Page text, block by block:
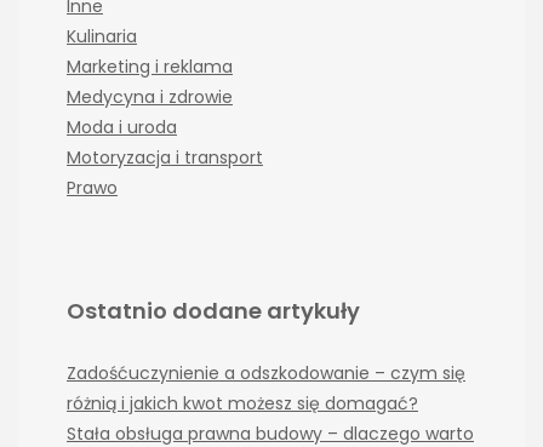
Inne
Kulinaria
Marketing i reklama
Medycyna i zdrowie
Moda i uroda
Motoryzacja i transport
Prawo
Ostatnio dodane artykuły
Zadośćuczynienie a odszkodowanie – czym się
różnią i jakich kwot możesz się domagać?
Stała obsługa prawna budowy – dlaczego warto